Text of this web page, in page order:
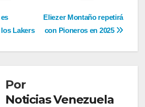
Eliezer Montaño repetirá
con Pioneros en 2025
Lakers
Por
Noticias Venezuela